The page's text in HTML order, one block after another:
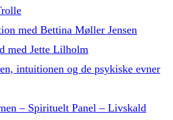
med Bettina Møller Jensen
med Jette Lilholm
intuitionen og de psykiske evner
– Spirituelt Panel – Livskald